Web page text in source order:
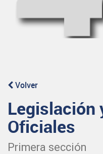
Volver
Legislación
Oficiales
Primera sección